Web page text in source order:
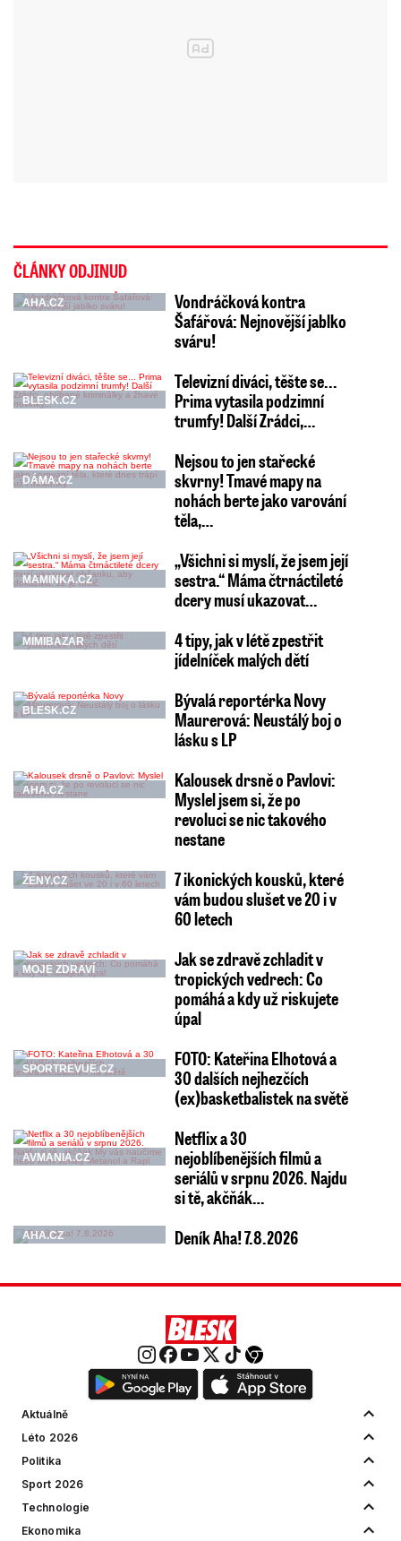
ČLÁNKY ODJINUD
AHA.CZ
Vondráčková kontra
Šafářová: Nejnovější jablko
sváru!
BLESK.CZ
Televizní diváci, těšte se...
Prima vytasila podzimní
trumfy! Další Zrádci,…
DÁMA.CZ
Nejsou to jen stařecké
skvrny! Tmavé mapy na
nohách berte jako varování
těla,…
MAMINKA.CZ
„Všichni si myslí, že jsem její
sestra.“ Máma čtrnáctileté
dcery musí ukazovat…
MIMIBAZAR
4 tipy, jak v létě zpestřit
jídelníček malých dětí
BLESK.CZ
Bývalá reportérka Novy
Maurerová: Neustálý boj o
lásku s LP
AHA.CZ
Kalousek drsně o Pavlovi:
Myslel jsem si, že po
revoluci se nic takového
nestane
ŽENY.CZ
7 ikonických kousků, které
vám budou slušet ve 20 i v
60 letech
MOJE ZDRAVÍ
Jak se zdravě zchladit v
tropických vedrech: Co
pomáhá a kdy už riskujete
úpal
SPORTREVUE.CZ
FOTO: Kateřina Elhotová a
30 dalších nejhezčích
(ex)basketbalistek na světě
AVMANIA.CZ
Netflix a 30
nejoblíbenějších filmů a
seriálů v srpnu 2026. Najdu
si tě, akčňák…
AHA.CZ Deník Aha! 7.8.2026
Aktuálně
Léto 2026
Politika
Sport 2026
Technologie
Ekonomika